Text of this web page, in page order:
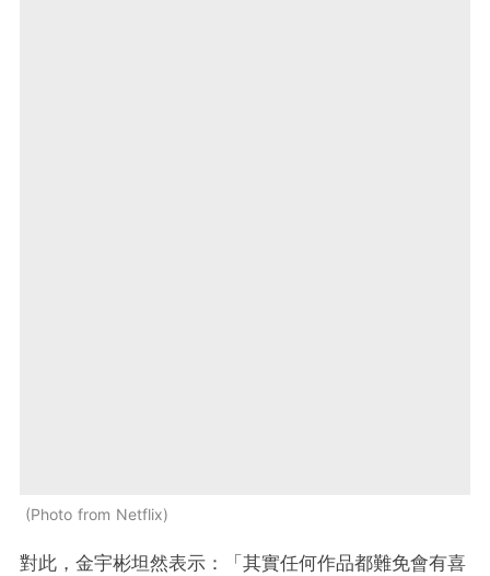
Photo from Netflix
對此，金宇彬坦然表示：「其實任何作品都難免會有喜